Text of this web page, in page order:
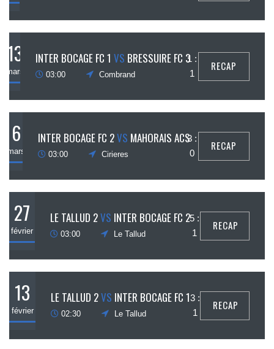
13
mars
INTER BOCAGE FC 1 VS BRESSUIRE FC 3
03:00 Combrand
1 :
1
RECAP
6
mars
INTER BOCAGE FC 2VS MAHORAIS ACS
03:00 Cirieres
3 :
0
RECAP
27
février
LE TALLUD 2VS INTER BOCAGE FC 2
03:00 Le Tallud
5 :
1
RECAP
13
février
LE TALLUD 2VS INTER BOCAGE FC 1
02:30 Le Tallud
3 :
1
RECAP